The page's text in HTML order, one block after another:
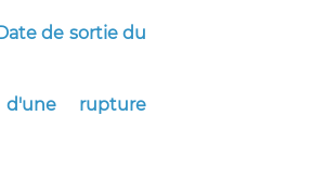
de sortie du
rupture